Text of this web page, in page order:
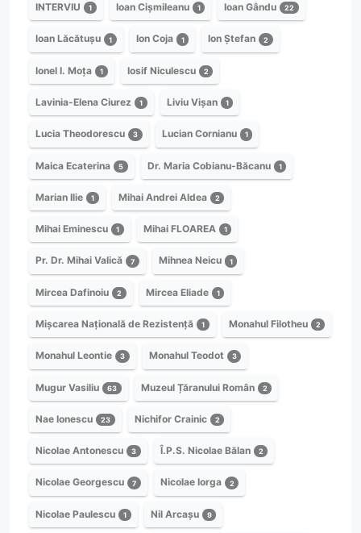
INTERVIU 1 Ioan Cișmileanu 1 Ioan Gându 22
Ioan Lăcătușu 1 Ion Coja 1 Ion Ștefan 2
Ionel I. Moța 1 Iosif Niculescu 2
Lavinia-Elena Ciurez 1 Liviu Vișan 1
Lucia Theodorescu 3 Lucian Cornianu 1
Maica Ecaterina 5 Dr. Maria Cobianu-Băcanu 1
Marian Ilie 1 Mihai Andrei Aldea 2
Mihai Eminescu 1 Mihai FLOAREA 1
Pr. Dr. Mihai Valică 7 Mihnea Neicu 1
Mircea Dafinoiu 2 Mircea Eliade 1
Mișcarea Națională de Rezistență 1 Monahul Filotheu 2
Monahul Leontie 3 Monahul Teodot 3
Mugur Vasiliu 63 Muzeul Țăranului Român 2
Nae Ionescu 23 Nichifor Crainic 2
Nicolae Antonescu 3 Î.P.S. Nicolae Bălan 2
Nicolae Georgescu 7 Nicolae Iorga 2
Nicolae Paulescu 1 Nil Arcașu 9